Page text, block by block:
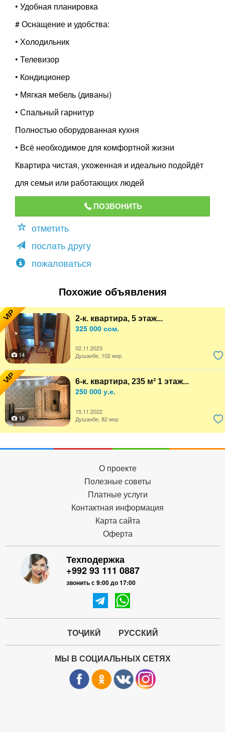
• Удобная планировка
# Оснащение и удобства:
• Холодильник
• Телевизор
• Кондиционер
• Мягкая мебель (диваны)
• Спальный гарнитур
Полностью оборудованная кухня
• Всё необходимое для комфортной жизни
Квартира чистая, ухоженная и идеально подойдёт
для семьи или работающих людей
ПОЗВОНИТЬ
отметить
послать другу
пожаловаться
Похожие объявления
VIP 2-к. квартира, 5 этаж...
325 000 сом.
02.11.2023
14
Душанбе, 102 мкр
VIP 6-к. квартира, 235 м² 1 этаж...
250 000 у.е.
15.11.2022
16
Душанбе, 82 мкр
О проекте
Полезные советы
Платные услуги
Контактная информация
Карта сайта
Оферта
Техподержка
+992 93 111 0887
звонить с 9:00 до 17:00
ТОҶИКӢ РУССКИЙ
МЫ В СОЦИАЛЬНЫХ СЕТЯХ